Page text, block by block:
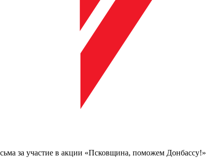
за участие в акции «Псковщина, поможем Донбассу!»